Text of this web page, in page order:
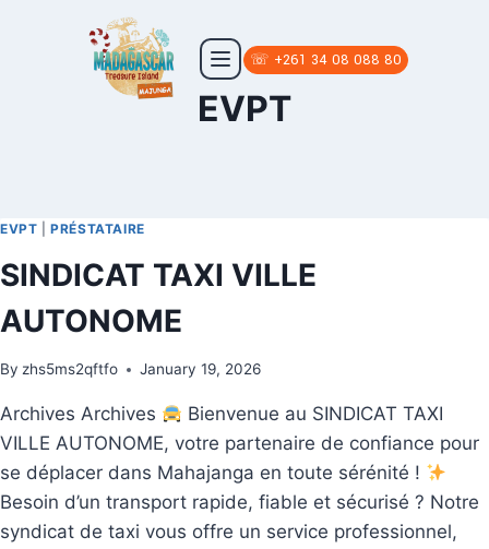
☏ +261 34 08 088 80
EVPT
EVPT |PRÉSTATAIRE
SINDICAT TAXI VILLE
AUTONOME
By zhs5ms2qftfo January 19, 2026
Archives Archives
Bienvenue au SINDICAT TAXI
VILLE AUTONOME, votre partenaire de confiance pour
se déplacer dans Mahajanga en toute sérénité !
Besoin d’un transport rapide, fiable et sécurisé ? Notre
syndicat de taxi vous offre un service professionnel,